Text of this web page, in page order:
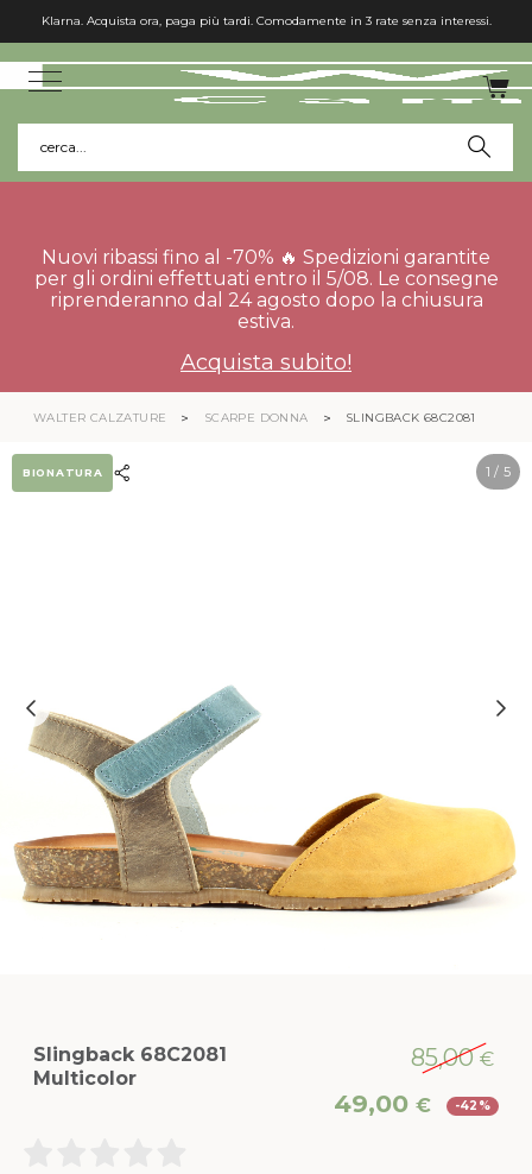
Klarna. Acquista ora, paga più tardi. Comodamente in 3 rate senza interessi.
cerca...
Nuovi ribassi fino al -70% 🔥 Spedizioni garantite
per gli ordini effettuati entro il 5/08. Le consegne
riprenderanno dal 24 agosto dopo la chiusura
estiva.
Acquista subito!
WALTER CALZATURE SCARPE DONNA SLINGBACK 68C2081
1 / 5
BIONATURA
Slingback 68C2081
Multicolor
85,00€
prezzo
49,00 € -42%